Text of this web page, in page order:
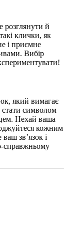
розглянути й
клички, як
і приємне
Вибір
який вимагає
символом
Нехай ваша
кожним
зв’язок і
справжньому